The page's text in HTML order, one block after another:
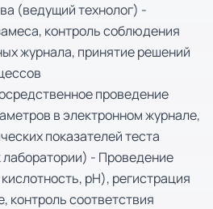
(ведущий технолог) -
контроль соблюдения
журнала, принятие решений
проведение
в электронном журнале,
показателей теста
лаборатории) - Проведение
pH), регистрация
контроль соответствия